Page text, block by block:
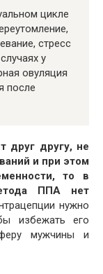
цикле
стресс
у
овуляция
после
друг другу, не
и при этом
то в
ППА нет
нужно
избежать его
мужчины и